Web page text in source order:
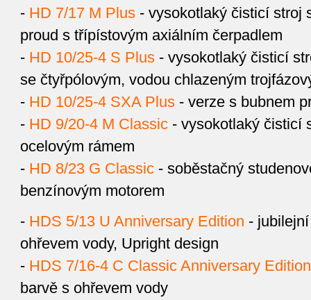
- HD 7/17 M Plus- vysokotlaký čisticí stroj
proud s třípístovým axiálním čerpadlem
- HD 10/25-4 S Plus- vysokotlaký čisticí
se čtyřpólovým, vodou chlazeným
- HD 10/25-4 SXA Plus- verze s bubnem
- HD 9/20-4 M Classic- vysokotlaký čisticí
ocelovým rámem
- HD 8/23 G Classic- soběstačný
benzínovým motorem
- HDS 5/13 U Anniversary Edition -
ohřevem vody, Upright design
- HDS 7/16-4 C Classic Anniversary Edition
barvě s ohřevem vody